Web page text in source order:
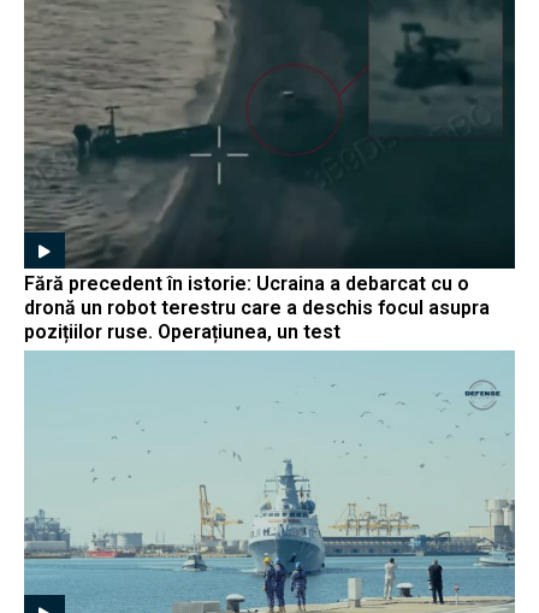
Fără precedent în istorie: Ucraina a debarcat cu o
dronă un robot terestru care a deschis focul asupra
pozițiilor ruse. Operațiunea, un test